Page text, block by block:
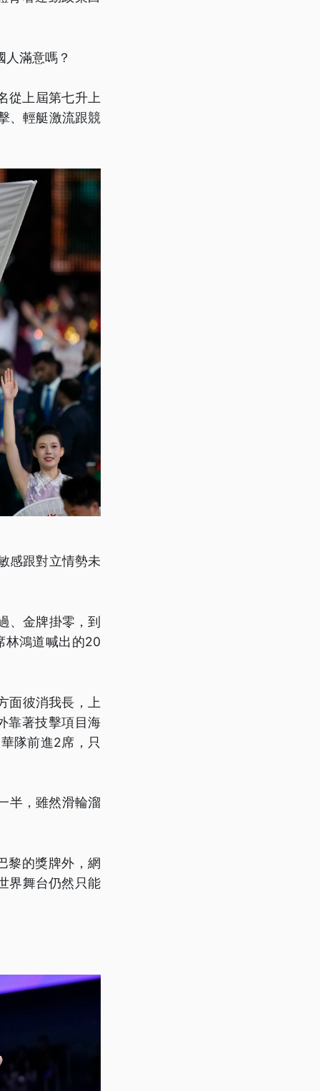
滿意嗎？
從上屆第七升上
、輕艇激流跟競
感跟對立情勢未
、金牌掛零，到
林鴻道喊出的20
面彼消我長，上
靠著技擊項目海
隊前進2席，只
半，雖然滑輪溜
黎的獎牌外，網
界舞台仍然只能